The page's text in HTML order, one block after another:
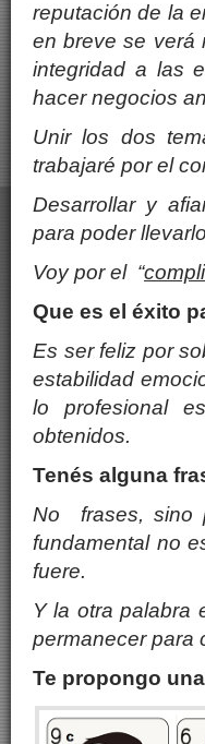
reputación de la
en breve se verá
integridad a las
hacer negocios
Unir los dos
trabajaré por el
Desarrollar y
para poder
Voy por el “
Que es el éxito
Es ser feliz por
estabilidad
lo profesional
obtenidos.
Tenés alguna
No frases, sino
fundamental no
fuere.
Y la otra palabra
permanecer para
Te propongo